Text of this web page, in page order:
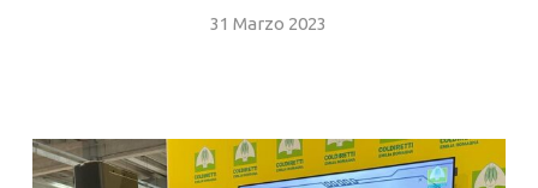
31 Marzo 2023